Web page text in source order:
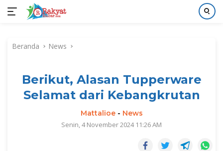
kontenBeranda News
Berikut, Alasan Tupperware
Selamat dari Kebangkrutan
Mattalioe- News
Senin, 4 November 2024 11:26 AM